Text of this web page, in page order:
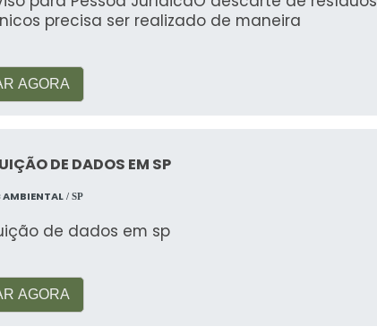
de coleta para baterias?
oferecem diversos pontos de coleta em todo o
precisa ser realizado de maneira
AGORA
DE DADOS EM SP
/ SP
de dados em sp
AGORA